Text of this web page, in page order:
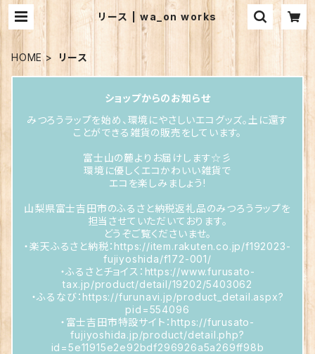
リース | wa_on works
HOME リース
ショップからのお知らせ
みつろうラップを始め、環境にやさしいエコグッズ。土に還す
ことができる雑貨の販売をしています。
富士山の麓よりお届けします☆彡
環境に優しくエコかわいい雑貨で
エコを楽しみましょう!
山梨県富士吉田市のふるさと納税返礼品のみつろうラップを
担当させていただいております。
どうぞご覧くださいませ。
・楽天ふるさと納税：https://item.rakuten.co.jp/f192023-
fujiyoshida/f172-001/
・ふるさとチョイス：https://www.furusato-
tax.jp/product/detail/19202/5403062
・ふるなび：https://furunavi.jp/product_detail.aspx?
pid=554096
・富士吉田市特設サイト：https://furusato-
fujiyoshida.jp/product/detail.php?
id=5e11915e2e92bdf296926a5a269ff98b